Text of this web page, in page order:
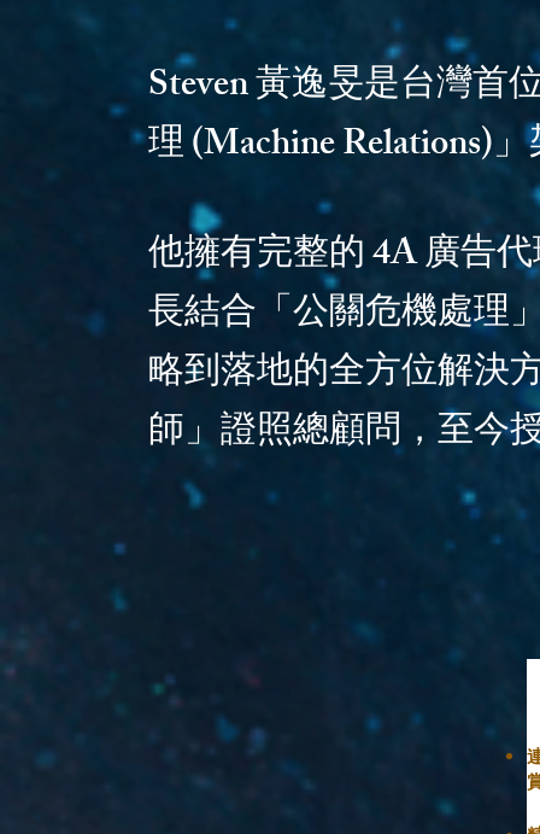
Steven 黃逸旻是台灣
理 (Machine Relations)
他擁有完整的 4A 廣告
長結合「公關危機處理
略到落地的全方位解決
師」證照總顧問，至今